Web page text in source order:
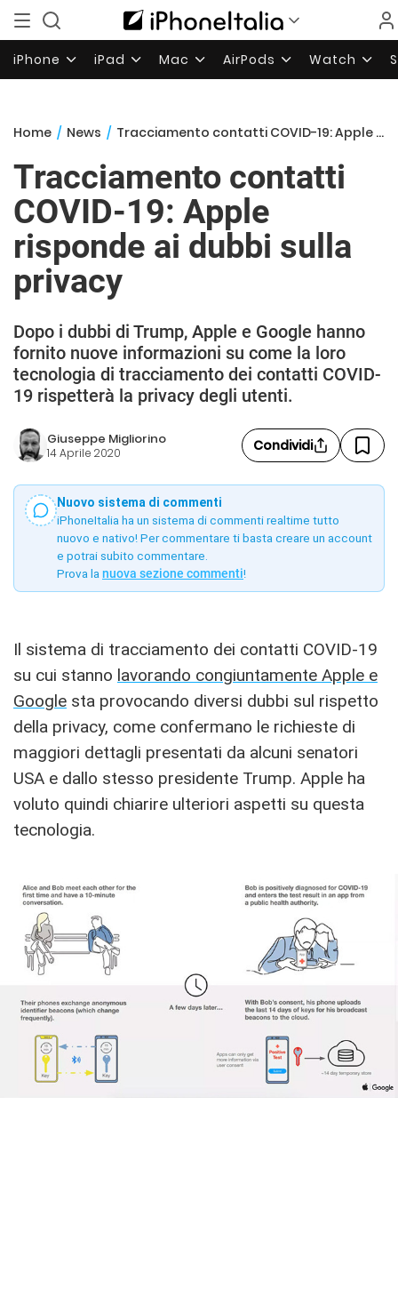
iPhone iPad Mac AirPods Watch
Home / News / Tracciamento contatti COVID-19: Apple risponde ai dubbi sulla privacy
Tracciamento contatti
COVID-19: Apple
risponde ai dubbi sulla
privacy
Dopo i dubbi di Trump, Apple e Google hanno
fornito nuove informazioni su come la loro
tecnologia di tracciamento dei contatti COVID-
19 rispetterà la privacy degli utenti.
Giuseppe Migliorino
14 Aprile 2020 Condividi
Nuovo sistema di commenti
iPhoneItalia ha un sistema di commenti realtime tutto
nuovo e nativo! Per commentare ti basta creare un account
e potrai subito commentare.
Prova la nuova sezione commenti!
Il sistema di tracciamento dei contatti COVID-19
su cui stanno lavorando congiuntamente Apple e
Google sta provocando diversi dubbi sul rispetto
della privacy, come confermano le richieste di
maggiori dettagli presentati da alcuni senatori
USA e dallo stesso presidente Trump. Apple ha
voluto quindi chiarire ulteriori aspetti su questa
tecnologia.